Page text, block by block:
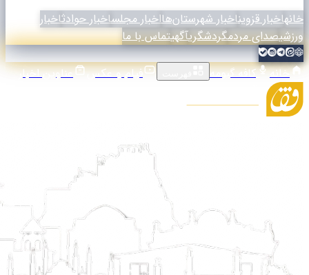
خانهاخبار قزویناخبار شهرستان‌هااخبار مجلساخبار حوادثاخبار
ورزشیصدای مردمگردشگریآگهیتماس با ما
خانه کافه گیومه فیلم و عکس عناوین اخبار